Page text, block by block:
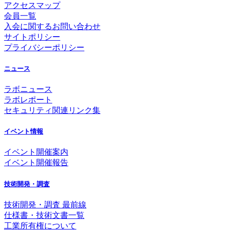
アクセスマップ
会員一覧
入会に関するお問い合わせ
サイトポリシー
プライバシーポリシー
ニュース
ラボニュース
ラボレポート
セキュリティ関連リンク集
イベント情報
イベント開催案内
イベント開催報告
技術開発・調査
技術開発・調査 最前線
仕様書・技術文書一覧
工業所有権について